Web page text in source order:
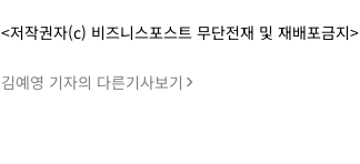
<저작권자(c) 비즈니스포스트 무단전재 및 재배포금지>
김예영 기자의 다른기사보기